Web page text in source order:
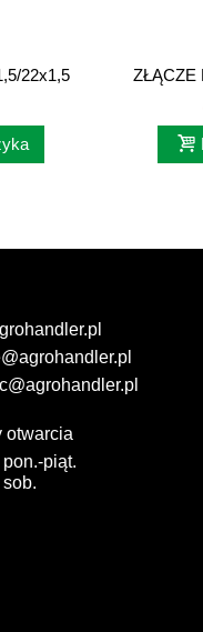
22x1,5
ZŁĄCZE
otwarcia
piąt.